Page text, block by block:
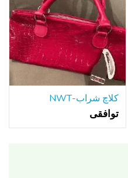
کلاچ شراب-NWT
توافقی